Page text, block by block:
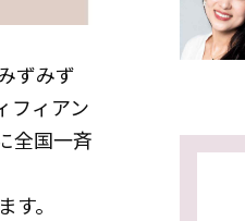
ずみず
フィアン
全国一斉
。